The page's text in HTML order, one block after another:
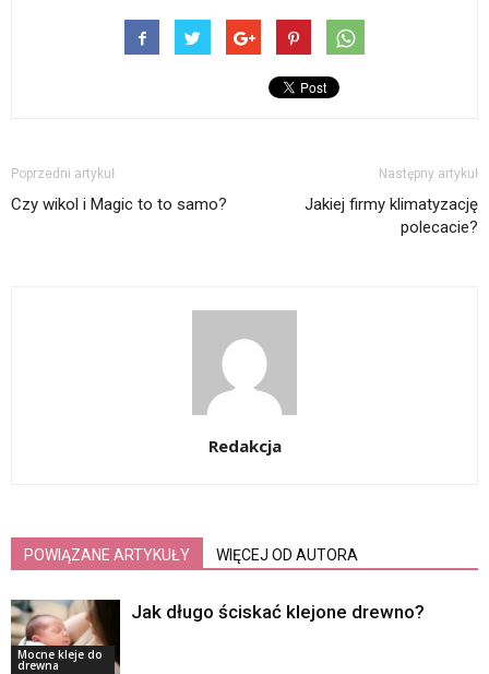
Poprzedni artykuł
Czy wikol i Magic to to samo?
Następny artykuł
Jakiej firmy klimatyzację
polecacie?
Redakcja
POWIĄZANE ARTYKUŁY WIĘCEJ OD AUTORA
Mocne kleje do
drewna
Jak długo ściskać klejone drewno?